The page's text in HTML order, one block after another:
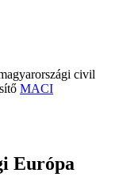
civil
MACI
Európa